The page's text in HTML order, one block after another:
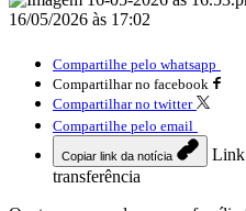
16/05/2026 às 17:02
Compartilhe pelo whatsapp
Compartilhar no facebook
Compartilhar no twitter
Compartilhe pelo email
Copiar link da notícia
Link
transferência